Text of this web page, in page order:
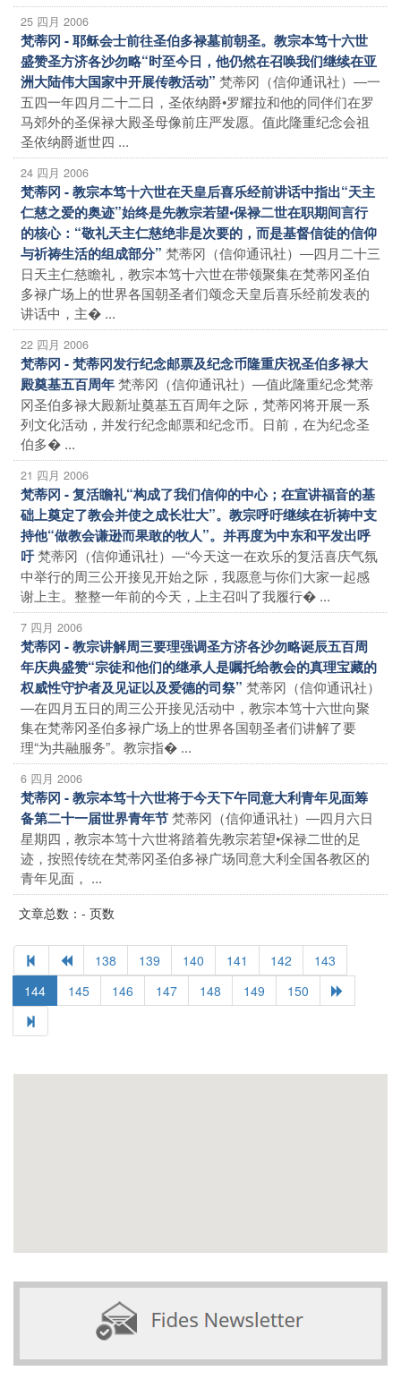
25 四月 2006
梵蒂冈 - 耶稣会士前往圣伯多禄墓前朝圣。教宗本笃十六世
盛赞圣方济各沙勿略“时至今日，他仍然在召唤我们继续在亚
洲大陆伟大国家中开展传教活动” 梵蒂冈（信仰通讯社）―一
五四一年四月二十二日，圣依纳爵•罗耀拉和他的同伴们在罗
马郊外的圣保禄大殿圣母像前庄严发愿。值此隆重纪念会祖
圣依纳爵逝世四 ...
24 四月 2006
梵蒂冈 - 教宗本笃十六世在天皇后喜乐经前讲话中指出“天主
仁慈之爱的奥迹”始终是先教宗若望•保禄二世在职期间言行
的核心：“敬礼天主仁慈绝非是次要的，而是基督信徒的信仰
与祈祷生活的组成部分” 梵蒂冈（信仰通讯社）―四月二十三
日天主仁慈瞻礼，教宗本笃十六世在带领聚集在梵蒂冈圣伯
多禄广场上的世界各国朝圣者们颂念天皇后喜乐经前发表的
讲话中，主� ...
22 四月 2006
梵蒂冈 - 梵蒂冈发行纪念邮票及纪念币隆重庆祝圣伯多禄大
殿奠基五百周年梵蒂冈（信仰通讯社）―值此隆重纪念梵蒂
冈圣伯多禄大殿新址奠基五百周年之际，梵蒂冈将开展一系
列文化活动，并发行纪念邮票和纪念币。日前，在为纪念圣
伯多� ...
21 四月 2006
梵蒂冈 - 复活瞻礼“构成了我们信仰的中心；在宣讲福音的基
础上奠定了教会并使之成长壮大”。教宗呼吁继续在祈祷中支
持他“做教会谦逊而果敢的牧人”。并再度为中东和平发出呼
吁梵蒂冈（信仰通讯社）―“今天这一在欢乐的复活喜庆气氛
中举行的周三公开接见开始之际，我愿意与你们大家一起感
谢上主。整整一年前的今天，上主召叫了我履行� ...
7 四月 2006
梵蒂冈 - 教宗讲解周三要理强调圣方济各沙勿略诞辰五百周
年庆典盛赞“宗徒和他们的继承人是嘱托给教会的真理宝藏的
权威性守护者及见证以及爱德的司祭” 梵蒂冈（信仰通讯社）
―在四月五日的周三公开接见活动中，教宗本笃十六世向聚
集在梵蒂冈圣伯多禄广场上的世界各国朝圣者们讲解了要
理“为共融服务”。教宗指� ...
6 四月 2006
梵蒂冈 - 教宗本笃十六世将于今天下午同意大利青年见面筹
备第二十一届世界青年节梵蒂冈（信仰通讯社）―四月六日
星期四，教宗本笃十六世将踏着先教宗若望•保禄二世的足
迹，按照传统在梵蒂冈圣伯多禄广场同意大利全国各教区的
青年见面， ...
文章总数：- 页数
138 139 140 141 142
143
144
145 146 147 148 149 150